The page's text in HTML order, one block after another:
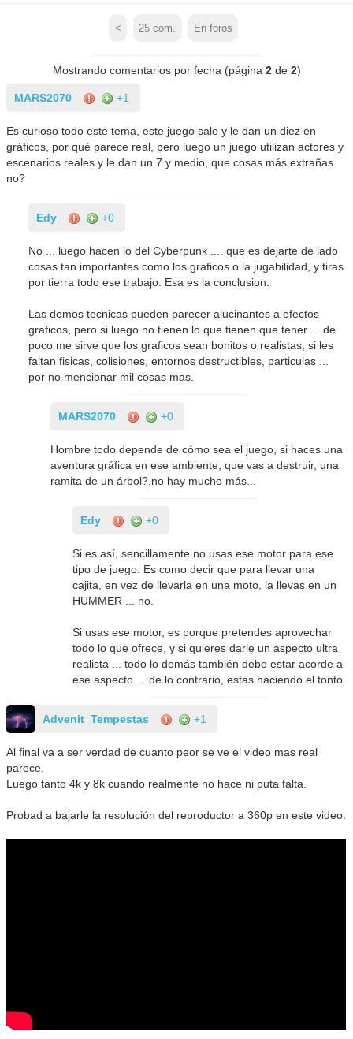
< 25 com. En foros
Mostrando comentarios por fecha (página 2de 2)
MARS2070 +1
Es curioso todo este tema, este juego sale y le dan un diez en
gráficos, por qué parece real, pero luego un juego utilizan actores y
escenarios reales y le dan un 7 y medio, que cosas más extrañas
no?
Edy +0
No ... luego hacen lo del Cyberpunk .... que es dejarte de lado
cosas tan importantes como los graficos o la jugabilidad, y tiras
por tierra todo ese trabajo. Esa es la conclusion.
Las demos tecnicas pueden parecer alucinantes a efectos
graficos, pero si luego no tienen lo que tienen que tener ... de
poco me sirve que los graficos sean bonitos o realistas, si les
faltan fisicas, colisiones, entornos destructibles, particulas ...
por no mencionar mil cosas mas.
MARS2070 +0
Hombre todo depende de cómo sea el juego, si haces una
aventura gráfica en ese ambiente, que vas a destruir, una
ramita de un árbol?,no hay mucho más...
Edy +0
Si es así, sencillamente no usas ese motor para ese
tipo de juego. Es como decir que para llevar una
cajita, en vez de llevarla en una moto, la llevas en un
HUMMER ... no.
Si usas ese motor, es porque pretendes aprovechar
todo lo que ofrece, y si quieres darle un aspecto ultra
realista ... todo lo demás también debe estar acorde a
ese aspecto ... de lo contrario, estas haciendo el tonto.
Advenit_Tempestas +1
Al final va a ser verdad de cuanto peor se ve el video mas real
parece.
Luego tanto 4k y 8k cuando realmente no hace ni puta falta.
Probad a bajarle la resolución del reproductor a 360p en este video: